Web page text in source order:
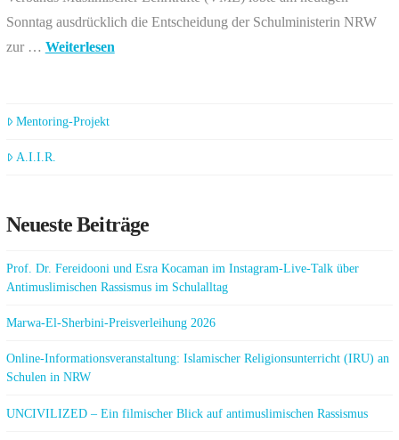
Sonntag ausdrücklich die Entscheidung der Schulministerin NRW
zur … Weiterlesen
Mentoring-Projekt
A.I.I.R.
Neueste Beiträge
Prof. Dr. Fereidooni und Esra Kocaman im Instagram-Live-Talk über
Antimuslimischen Rassismus im Schulalltag
Marwa-El-Sherbini-Preisverleihung 2026
Online-Informationsveranstaltung: Islamischer Religionsunterricht (IRU) an
Schulen in NRW
UNCIVILIZED – Ein filmischer Blick auf antimuslimischen Rassismus